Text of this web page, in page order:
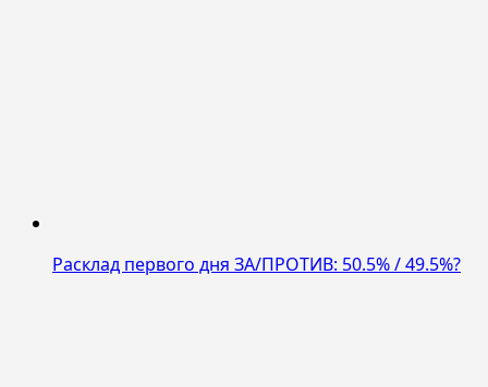
Расклад первого дня ЗА/ПРОТИВ: 50.5% / 49.5%?